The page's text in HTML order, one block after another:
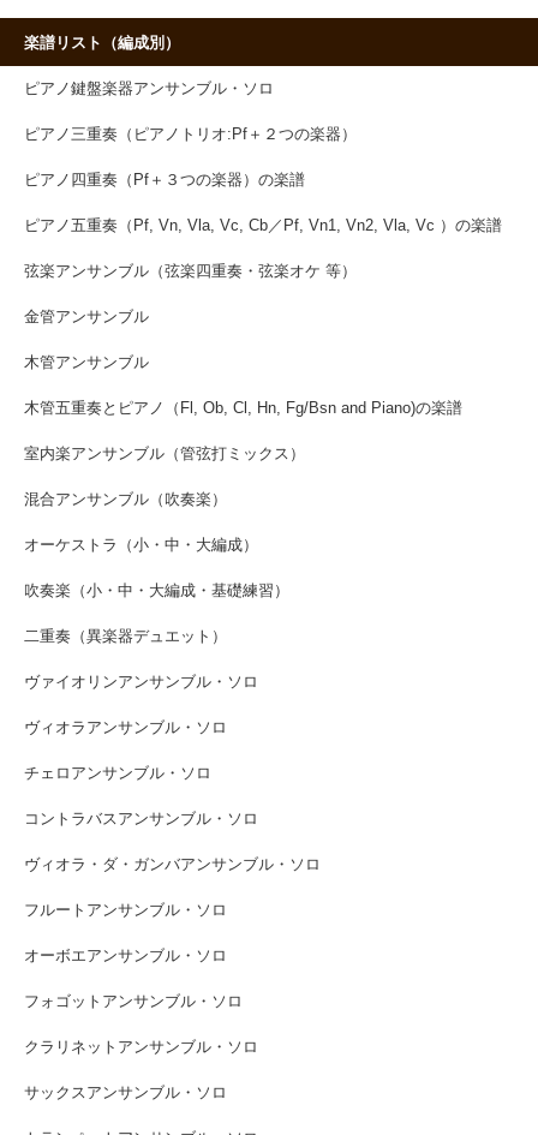
楽譜リスト（編成別）
ピアノ鍵盤楽器アンサンブル・ソロ
ピアノ三重奏（ピアノトリオ:Pf＋２つの楽器）
ピアノ四重奏（Pf＋３つの楽器）の楽譜
ピアノ五重奏（Pf, Vn, Vla, Vc, Cb／Pf, Vn1, Vn2, Vla, Vc ）の楽譜
弦楽アンサンブル（弦楽四重奏・弦楽オケ 等）
金管アンサンブル
木管アンサンブル
木管五重奏とピアノ（Fl, Ob, Cl, Hn, Fg/Bsn and Piano)の楽譜
室内楽アンサンブル（管弦打ミックス）
混合アンサンブル（吹奏楽）
オーケストラ（小・中・大編成）
吹奏楽（小・中・大編成・基礎練習）
二重奏（異楽器デュエット）
ヴァイオリンアンサンブル・ソロ
ヴィオラアンサンブル・ソロ
チェロアンサンブル・ソロ
コントラバスアンサンブル・ソロ
ヴィオラ・ダ・ガンバアンサンブル・ソロ
フルートアンサンブル・ソロ
オーボエアンサンブル・ソロ
フォゴットアンサンブル・ソロ
クラリネットアンサンブル・ソロ
サックスアンサンブル・ソロ